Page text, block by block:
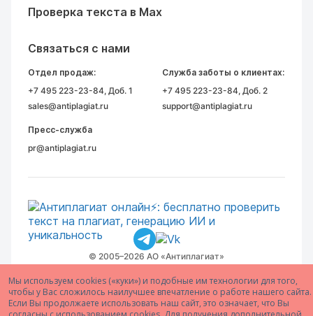
Мы используем cookies («куки») и подобные им технологии для того,
чтобы у Вас сложилось наилучшее впечатление о работе нашего сайта.
Если Вы продолжаете использовать наш сайт, это означает, что Вы
Проверка текста в Max
Связаться с нами
Отдел продаж:
+7 495 223-23-84, Доб. 1
sales@antiplagiat.ru
Служба заботы о клиентах:
+7 495 223-23-84, Доб. 2
support@antiplagiat.ru
Пресс-служба
pr@antiplagiat.ru
© 2005–2026 АО «Антиплагиат»